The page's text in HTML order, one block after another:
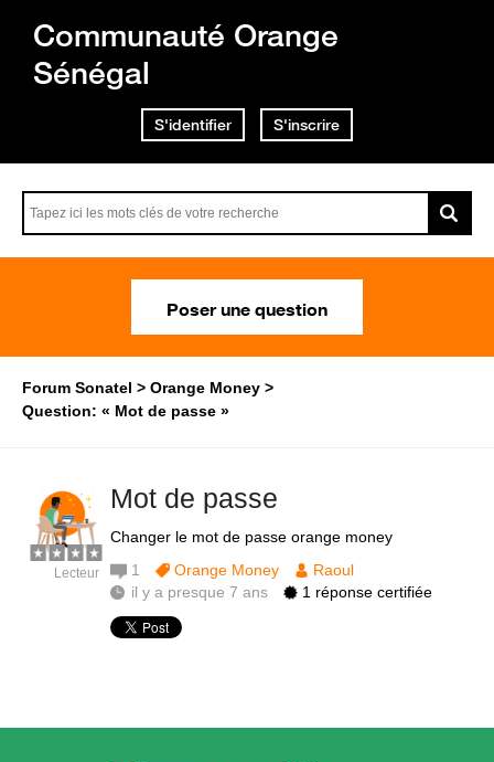
Communauté Orange
Sénégal
S'identifier S'inscrire
Poser une question
Forum Sonatel
Orange Money
Question: « Mot de passe »
Mot de passe
Changer le mot de passe orange money
Lecteur 1 Orange Money
Raoul
il y a presque 7 ans
1 réponse certifiée